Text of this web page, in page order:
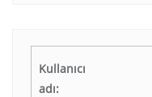
Kullanıcı
adı: